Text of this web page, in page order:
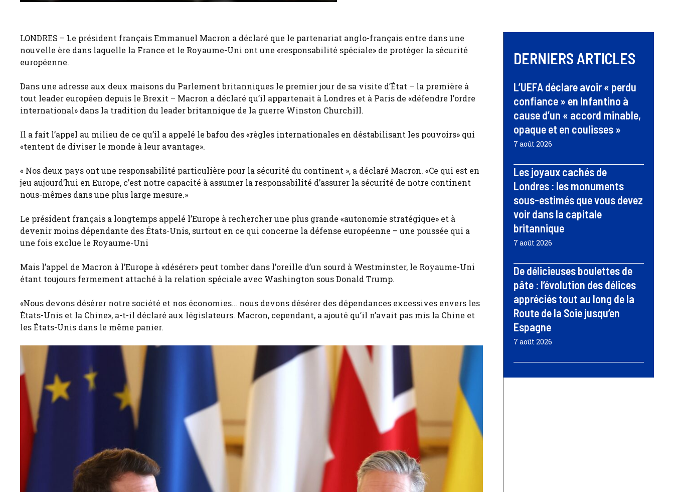
LONDRES – Le président français Emmanuel Macron a déclaré que le partenariat anglo-français entre dans une
nouvelle ère dans laquelle la France et le Royaume-Uni ont une «responsabilité spéciale» de protéger la sécurité
européenne.
Dans une adresse aux deux maisons du Parlement britanniques le premier jour de sa visite d’État – la première à
tout leader européen depuis le Brexit – Macron a déclaré qu’il appartenait à Londres et à Paris de «défendre l’ordre
international» dans la tradition du leader britannique de la guerre Winston Churchill.
Il a fait l’appel au milieu de ce qu’il a appelé le bafou des «règles internationales en déstabilisant les pouvoirs» qui
«tentent de diviser le monde à leur avantage».
« Nos deux pays ont une responsabilité particulière pour la sécurité du continent », a déclaré Macron. «Ce qui est en
jeu aujourd’hui en Europe, c’est notre capacité à assumer la responsabilité d’assurer la sécurité de notre continent
nous-mêmes dans une plus large mesure.»
Le président français a longtemps appelé l’Europe à rechercher une plus grande «autonomie stratégique» et à
devenir moins dépendante des États-Unis, surtout en ce qui concerne la défense européenne – une poussée qui a
une fois exclue le Royaume-Uni
Mais l’appel de Macron à l’Europe à «désérer» peut tomber dans l’oreille d’un sourd à Westminster, le Royaume-Uni
étant toujours fermement attaché à la relation spéciale avec Washington sous Donald Trump.
«Nous devons désérer notre société et nos économies… nous devons désérer des dépendances excessives envers les
États-Unis et la Chine», a-t-il déclaré aux législateurs. Macron, cependant, a ajouté qu’il n’avait pas mis la Chine et
les États-Unis dans le même panier.
DERNIERS ARTICLES
L’UEFA déclare avoir « perdu
confiance » en Infantino à
cause d’un « accord minable,
opaque et en coulisses »
7 août 2026
Les joyaux cachés de
Londres : les monuments
sous-estimés que vous devez
voir dans la capitale
britannique
7 août 2026
De délicieuses boulettes de
pâte : l’évolution des délices
appréciés tout au long de la
Route de la Soie jusqu’en
Espagne
7 août 2026